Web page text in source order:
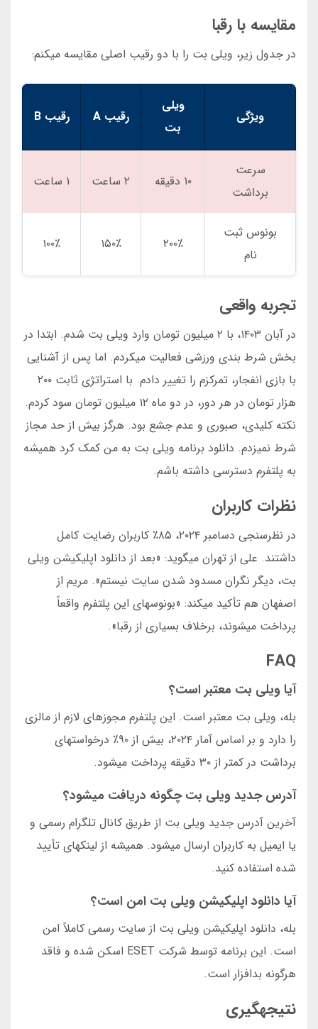
مقایسه با رقبا
در جدول زیر، ویلی بت را با دو رقیب اصلی مقایسه میکنم:
ویژگی
ویلی
بت
رقیب A رقیب B
سرعت
برداشت
۱۰ دقیقه ۲ ساعت ۱ ساعت
بونوس ثبت
نام
۲۰۰٪ ۱۵۰٪ ۱۰۰٪
تجربه واقعی
در آبان ۱۴۰۳، با ۲ میلیون تومان وارد ویلی بت شدم. ابتدا در
بخش شرط بندی ورزشی فعالیت میکردم. اما پس از آشنایی
با بازی انفجار، تمرکزم را تغییر دادم. با استراتژی ثابت ۲۰۰
هزار تومان در هر دور، در دو ماه ۱۲ میلیون تومان سود کردم.
نکته کلیدی، صبوری و عدم جشع بود. هرگز بیش از حد مجاز
شرط نمیزدم. دانلود برنامه ویلی بت به من کمک کرد همیشه
به پلتفرم دسترسی داشته باشم.
نظرات کاربران
در نظرسنجی دسامبر ۲۰۲۴، ۸۵٪ کاربران رضایت کامل
داشتند. علی از تهران میگوید: «بعد از دانلود اپلیکیشن ویلی
بت، دیگر نگران مسدود شدن سایت نیستم». مریم از
اصفهان هم تأکید میکند: «بونوسهای این پلتفرم واقعاً
پرداخت میشوند، برخلاف بسیاری از رقبا».
FAQ
آیا ویلی بت معتبر است؟
بله، ویلی بت معتبر است. این پلتفرم مجوزهای لازم از مالزی
را دارد و بر اساس آمار ۲۰۲۴، بیش از ۹۰٪ درخواستهای
برداشت در کمتر از ۳۰ دقیقه پرداخت میشود.
آدرس جدید ویلی بت چگونه دریافت میشود؟
آخرین آدرس جدید ویلی بت از طریق کانال تلگرام رسمی و
یا ایمیل به کاربران ارسال میشود. همیشه از لینکهای تأیید
شده استفاده کنید.
آیا دانلود اپلیکیشن ویلی بت امن است؟
بله، دانلود اپلیکیشن ویلی بت از سایت رسمی کاملاً امن
است. این برنامه توسط شرکت ESET اسکن شده و فاقد
هرگونه بدافزار است.
نتیجهگیری